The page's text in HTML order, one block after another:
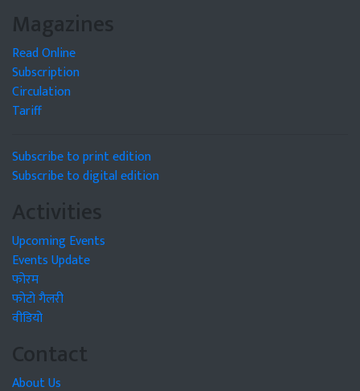
Magazines
Read Online
Subscription
Circulation
Tariff
Subscribe to print edition
Subscribe to digital edition
Activities
Upcoming Events
Events Update
फोरम
फोटो गैलरी
वीडियो
Contact
About Us